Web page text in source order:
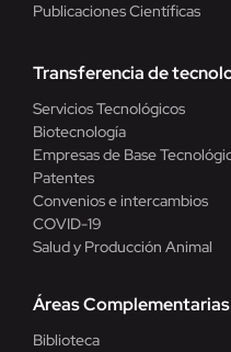
Publicaciones Científicas
Transferencia de
Servicios Tecnológicos
Biotecnología
Empresas de Base
Patentes
Convenios e intercambios
COVID-19
Salud y Producción Animal
Áreas Complementarias
Biblioteca